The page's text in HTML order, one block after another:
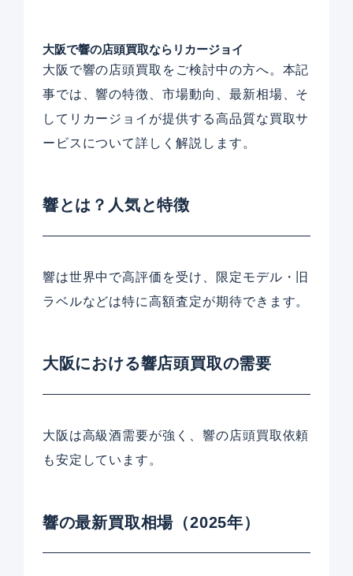
大阪で響の店頭買取ならリカージョイ
大阪で響の店頭買取をご検討中の方へ。本記
事では、響の特徴、市場動向、最新相場、そ
してリカージョイが提供する高品質な買取サ
ービスについて詳しく解説します。
響とは？人気と特徴
響は世界中で高評価を受け、限定モデル・旧
ラベルなどは特に高額査定が期待できます。
大阪における響店頭買取の需要
大阪は高級酒需要が強く、響の店頭買取依頼
も安定しています。
響の最新買取相場（2025年）